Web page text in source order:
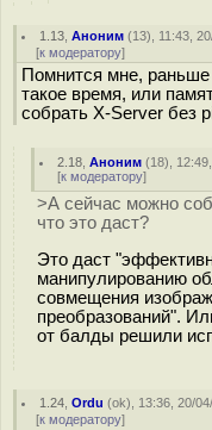
1.13 ,Аноним (13), 11:43,
[к модератору]
Помнится мне,
такое время, или
собрать X-Server без
2.18 ,Аноним (18),
[к модератору]
>А сейчас можно
что это даст?
Это даст
манипулированию
совмещения
преобразований".
от балды решили
1.24 ,Ordu (ok), 13:36, 20/
[к модератору]